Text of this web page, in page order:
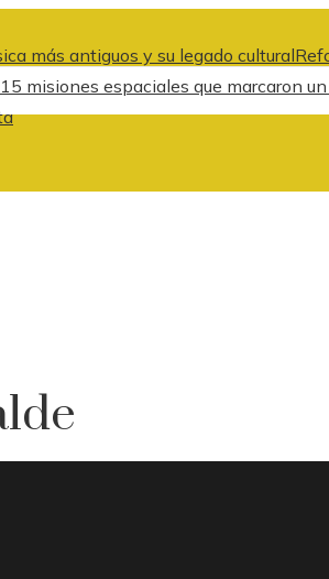
más antiguos y su legado cultural
misiones espaciales que marcaron